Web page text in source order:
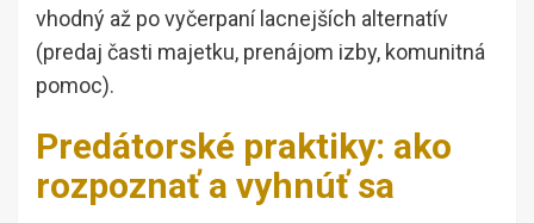
vhodný až po vyčerpaní lacnejších alternatív
(predaj časti majetku, prenájom izby, komunitná
pomoc).
Predátorské praktiky: ako
rozpoznať a vyhnúť sa